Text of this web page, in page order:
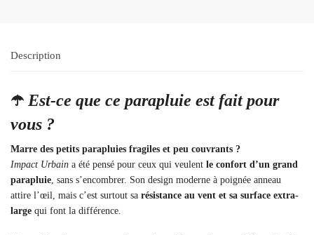
Description
☂️ Est-ce que ce parapluie est fait pour
vous ?
Marre des petits parapluies fragiles et peu couvrants ?
Impact Urbain a été pensé pour ceux qui veulent le confort d’un grand
parapluie , sans s’encombrer. Son design moderne à poignée anneau
attire l’œil, mais c’est surtout sa résistance au vent et sa surface extra-
large qui font la différence.